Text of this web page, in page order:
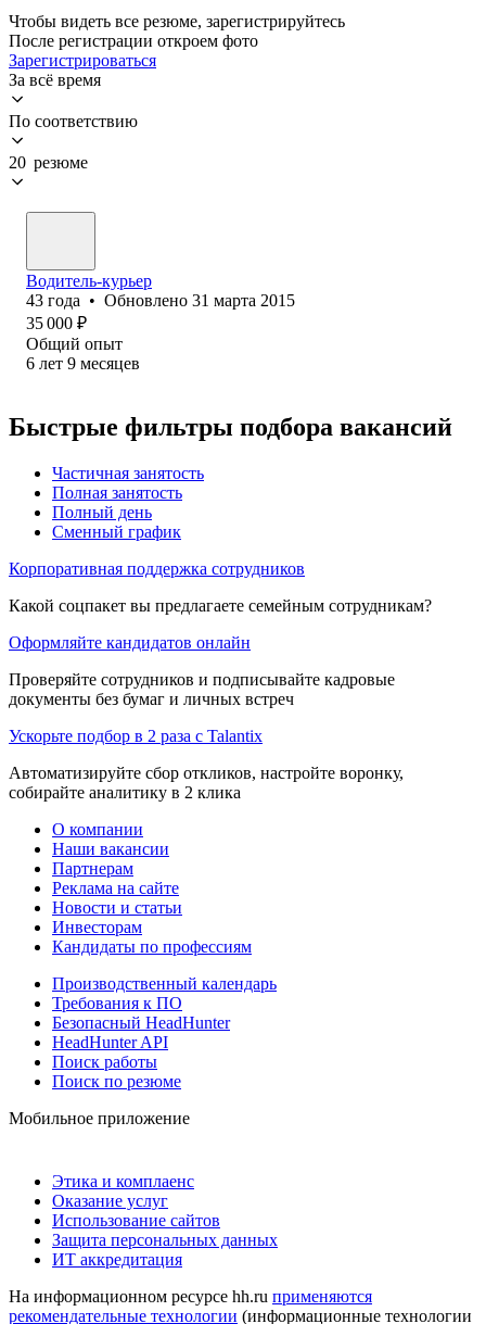
Чтобы видеть все резюме, зарегистрируйтесь
После регистрации откроем фото
Зарегистрироваться
За всё время
По соответствию
20 резюме
Водитель-курьер
43 года • Обновлено 31 марта 2015
35 000 ₽
Общий опыт
6 лет 9 месяцев
Быстрые фильтры подбора вакансий
Частичная занятость
Полная занятость
Полный день
Сменный график
Корпоративная поддержка сотрудников
Какой соцпакет вы предлагаете семейным сотрудникам?
Оформляйте кандидатов онлайн
Проверяйте сотрудников и подписывайте кадровые
документы без бумаг и личных встреч
Ускорьте подбор в 2 раза с Talantix
Автоматизируйте сбор откликов, настройте воронку,
собирайте аналитику в 2 клика
О компании
Наши вакансии
Партнерам
Реклама на сайте
Новости и статьи
Инвесторам
Кандидаты по профессиям
Производственный календарь
Требования к ПО
Безопасный HeadHunter
HeadHunter API
Поиск работы
Поиск по резюме
Мобильное приложение
Этика и комплаенс
Оказание услуг
Использование сайтов
Защита персональных данных
ИТ аккредитация
На информационном ресурсе hh.ru применяются
рекомендательные технологии (информационные технологии